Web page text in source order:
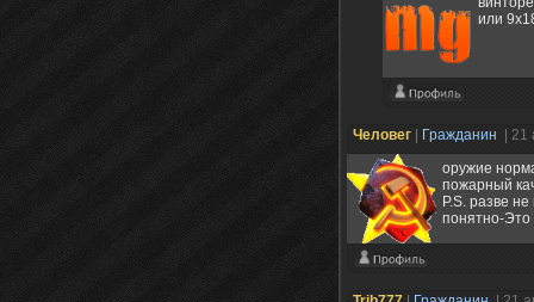
или
Человег Гражданин
|
оружие
пожарный
P.S. разве
понятно-